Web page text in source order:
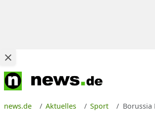
news.de Aktuelles Sport Borussia